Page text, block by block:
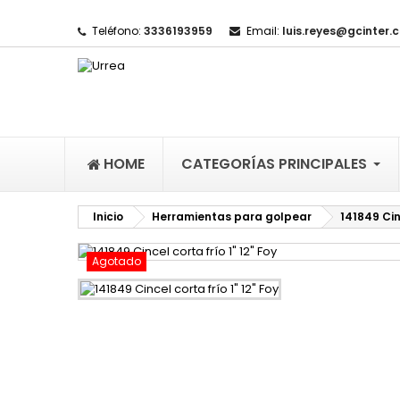
Teléfono: 3336193959 Email:
HOME CATEGORÍAS PRINCIPALES
Inicio Herramientas para golpear 141849
Agotado